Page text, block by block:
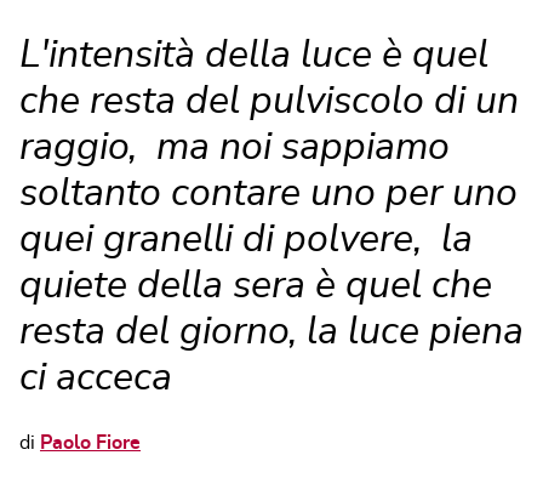
L'intensità della luce è quel
che resta del pulviscolo di un
raggio, ma noi sappiamo
soltanto contare uno per uno
quei granelli di polvere, la
quiete della sera è quel che
resta del giorno, la luce piena
ci acceca
di Paolo Fiore